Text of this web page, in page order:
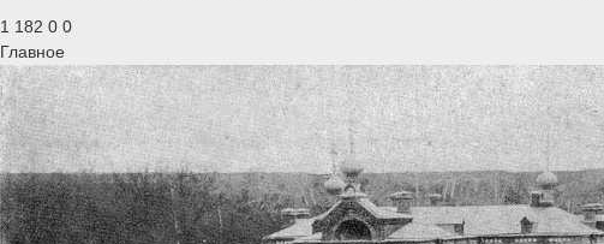
1 182 0 0
Главное